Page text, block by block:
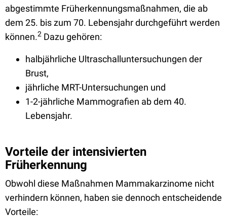
abgestimmte Früherkennungsmaßnahmen, die ab
dem 25. bis zum 70. Lebensjahr durchgeführt werden
können.2 Dazu gehören:
halbjährliche Ultraschalluntersuchungen der
Brust,
jährliche MRT-Untersuchungen und
1-2-jährliche Mammografien ab dem 40.
Lebensjahr.
Vorteile der intensivierten
Früherkennung
Obwohl diese Maßnahmen Mammakarzinome nicht
verhindern können, haben sie dennoch entscheidende
Vorteile: